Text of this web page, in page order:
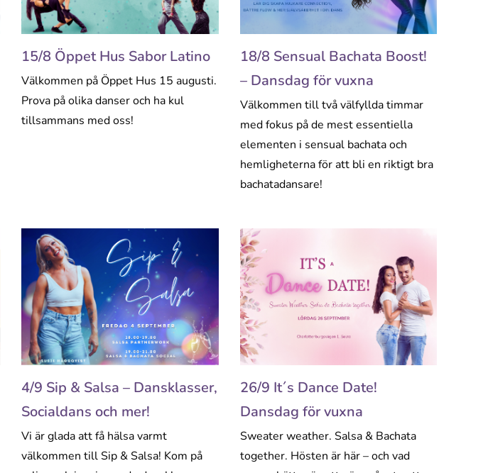
15/8 Öppet Hus Sabor Latino
Välkommen på Öppet Hus 15 augusti.
Prova på olika danser och ha kul
tillsammans med oss!
18/8 Sensual Bachata Boost!
– Dansdag för vuxna
Välkommen till två välfyllda timmar
med fokus på de mest essentiella
elementen i sensual bachata och
hemligheterna för att bli en riktigt bra
bachatadansare!
4/9 Sip & Salsa – Dansklasser,
Socialdans och mer!
Vi är glada att få hälsa varmt
välkommen till Sip & Salsa! Kom på
26/9 It´s Dance Date!
Dansdag för vuxna
Sweater weather. Salsa & Bachata
together. Hösten är här – och vad